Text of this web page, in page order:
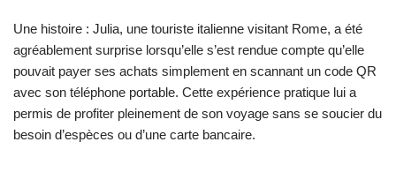
Une histoire : Julia, une touriste italienne visitant Rome, a été
agréablement surprise lorsqu’elle s’est rendue compte qu’elle
pouvait payer ses achats simplement en scannant un code QR
avec son téléphone portable. Cette expérience pratique lui a
permis de profiter pleinement de son voyage sans se soucier du
besoin d’espèces ou d’une carte bancaire.